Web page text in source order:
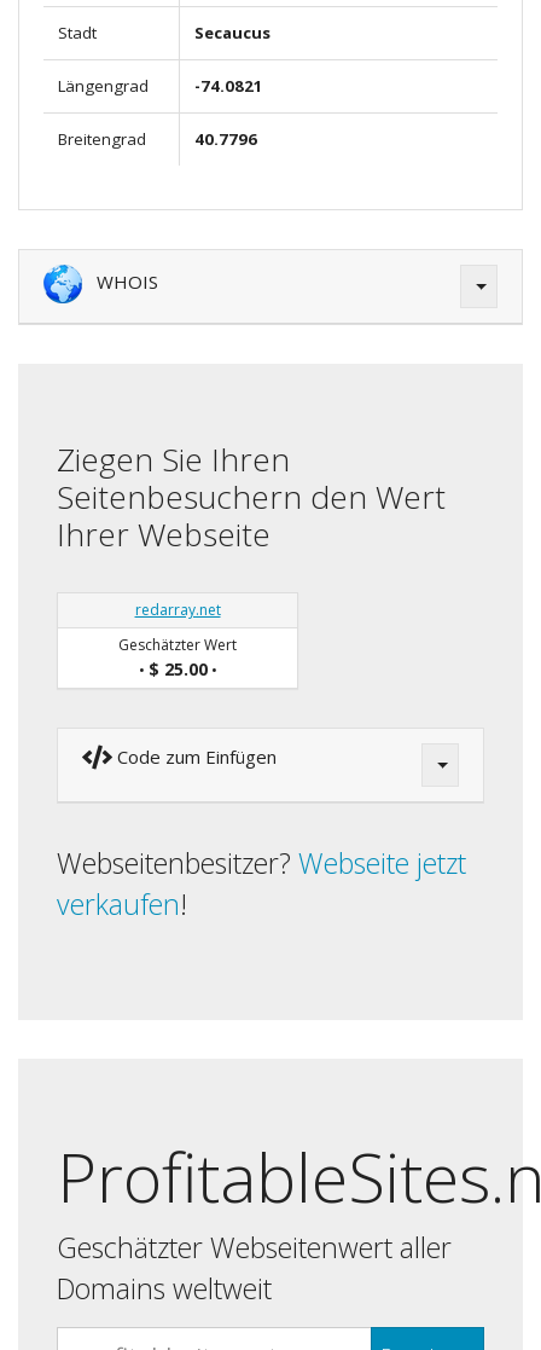
Stadt Secaucus
Längengrad -74.0821
Breitengrad 40.7796
WHOIS
Ziegen Sie Ihren
Seitenbesuchern den Wert
Ihrer Webseite
redarray.net
Geschätzter Wert
• $ 25.00•
Code zum Einfügen
Webseitenbesitzer? Webseite jetzt
verkaufen!
Geschätzter Webseitenwert aller
Domains weltweit